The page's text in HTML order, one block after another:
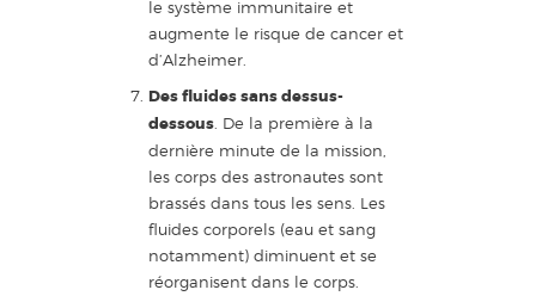
le système immunitaire et
augmente le risque de cancer et
d’Alzheimer.
Des fluides sans dessus-
dessous. De la première à la
dernière minute de la mission,
les corps des astronautes sont
brassés dans tous les sens. Les
fluides corporels (eau et sang
notamment) diminuent et se
réorganisent dans le corps.